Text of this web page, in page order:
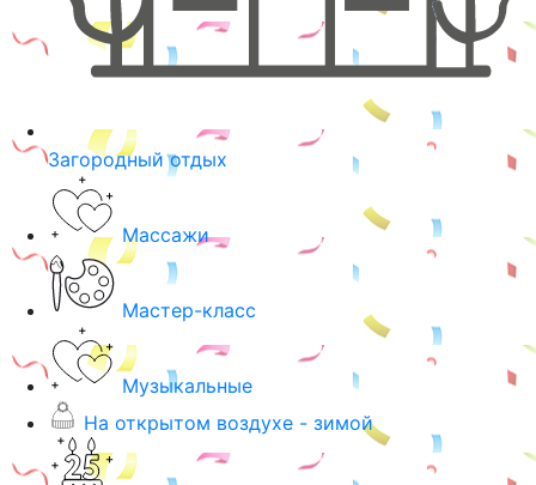
Загородный отдых
Массажи
Мастер-класс
Музыкальные
На открытом воздухе - зимой